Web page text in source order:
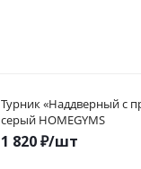
Турник «Наддверный с
серый HOMEGYMS
1 820₽/шт